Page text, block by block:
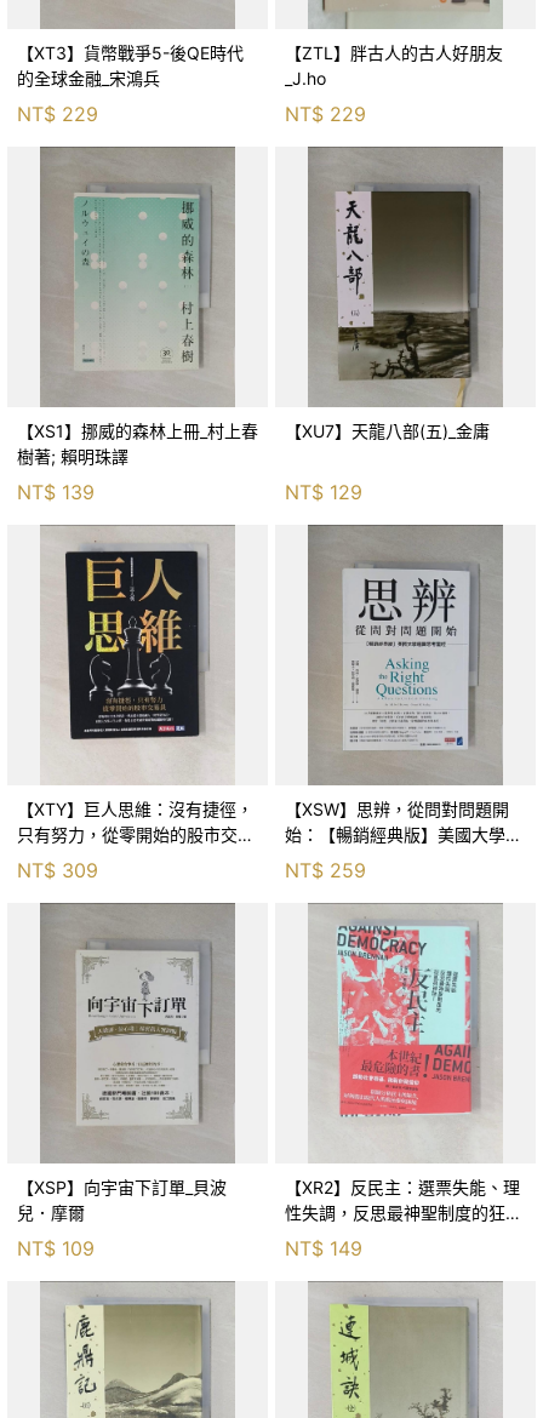
【XT3】貨幣戰爭5-後QE時代
的全球金融_宋鴻兵
NT$ 229
【ZTL】胖古人的古人好朋友
_J.ho
NT$ 229
【XS1】挪威的森林上冊_村上春
樹著; 賴明珠譯
NT$ 139
【XU7】天龍八部(五)_金庸
NT$ 129
【XTY】巨人思維：沒有捷徑，
只有努力，從零開始的股市交易
員_巨人傑
NT$ 309
【XSW】思辨，從問對問題開
始：【暢銷經典版】美國大學邏
輯思考聖經_尼爾．布朗, 史都
華．基里, 羅耀宗, 蔡宏明, 黃賓
NT$ 259
【XSP】向宇宙下訂單_貝波
兒．摩爾
NT$ 109
【XR2】反民主：選票失能、理
性失調，反思最神聖制度的狂亂
NT$ 149